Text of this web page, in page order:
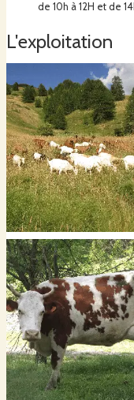
Le troupeau compte 50
vaches, principalement de
laitières sont réformées en
renouvellement et veaux
Tous nos animaux montent
mois et profitent du
nos produits un goût
Nos fromages ont été
En 2018 à la Foire de
- Cerclé de Vache médaille
de 10h à 12H et de
L'exploitation